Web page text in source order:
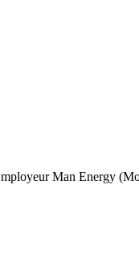
Man Energy